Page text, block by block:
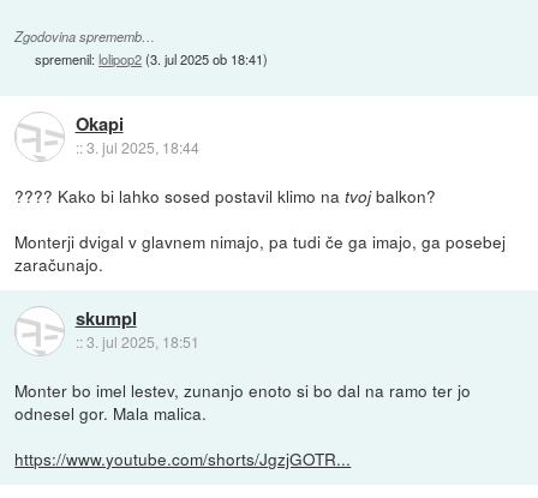
Zgodovina sprememb…
spremenil:lolipop2(3. jul 2025 ob 18:41)
Okapi
::3. jul 2025, 18:44
???? Kako bi lahko sosed postavil klimo natvojbalkon?
Monterji dvigal v glavnem nimajo, pa tudi če ga imajo, ga posebej
zaračunajo.
skumpl
::3. jul 2025, 18:51
Monter bo imel lestev, zunanjo enoto si bo dal na ramo ter jo
odnesel gor. Mala malica.
https://www.youtube.com/shorts/JgzjGOTR...